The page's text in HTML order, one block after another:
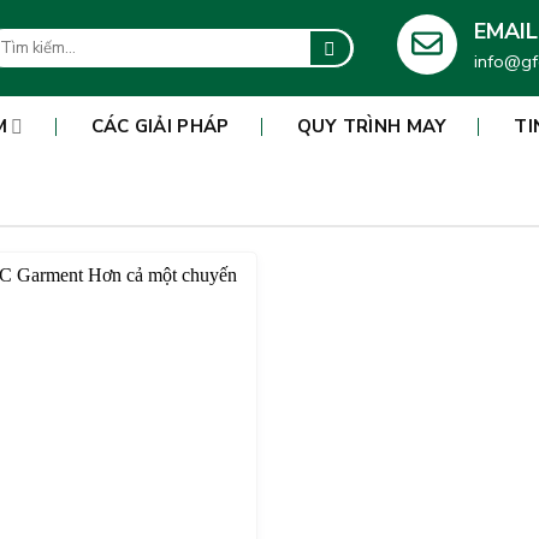
EMAIL
CÁC GIẢI PHÁP QUY TRÌNH MAY